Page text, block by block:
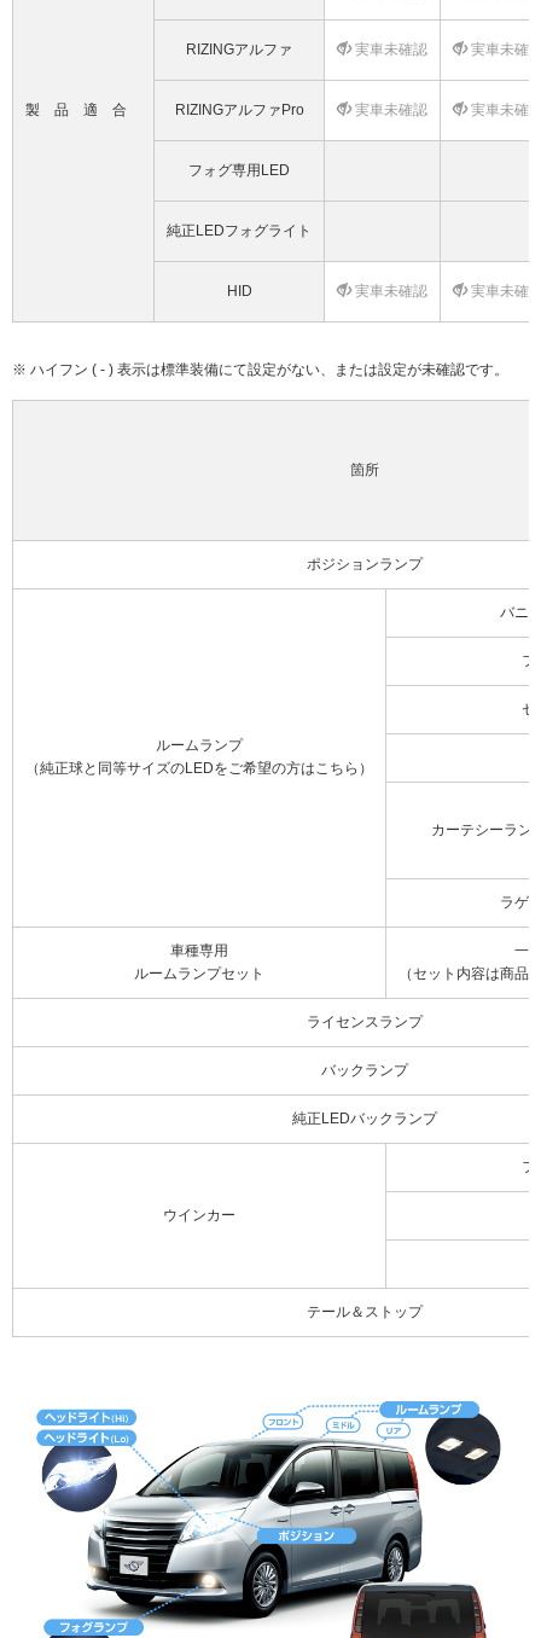
製品適合
RIZINGアルファ 実車未確認 実車未確
RIZINGアルファPro 実車未確認 実車未確
フォグ専用LED
純正LEDフォグライト
HID 実車未確認 実車未確
※ ハイフン ( - ) 表示は標準装備にて設定がない、または設定が未確認です。
箇所
ポジションランプ
ルームランプ
（純正球と同等サイズのLEDをご希望の方はこちら）
バニ
フ
セ
カーテシーラン
ラゲ
車種専用
ルームランプセット
一
（セット内容は商品
ライセンスランプ
バックランプ
純正LEDバックランプ
ウインカー
フ
テール＆ストップ